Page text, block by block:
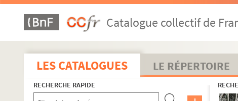
Catalogue collectif de
LES CATALOGUES LE RÉPERTOIRE
RECHERCHE RAPIDE
Ms 2199. Correspondance et procès-verbaux de l’ingénieur des
Ms 2200. Marais d’Arles. Succession Jean Hoeufft. Procès
Ms 2201. Marais d’Arles. Succession Jean Hoeufft. Procès
Ms 2202. Marais d’Arles. Succession Jean Hoeufft. Procès
Ms 2203. Procès entre la communauté d’Arles, le Corps des
Ms 2204. Procès entre le sieur de Beaupoly, directeur des